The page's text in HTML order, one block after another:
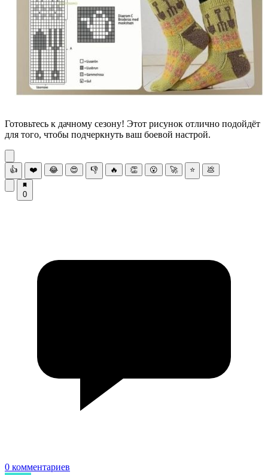
Готовьтесь к дачному сезону! Этот рисунок отлично подойдёт
для того, чтобы подчеркнуть ваш боевой настрой.
👍 ❤️ 😂 😍 👎 🔥 👏 😮 🚀 ⭐ 💩
0
0 комментариев